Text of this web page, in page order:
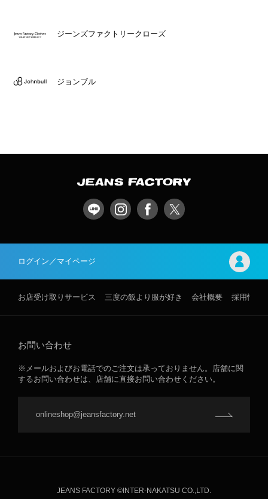
ジーンズファクトリークローズ
ジョンブル
ログイン／マイページ
お店受け取りサービス 三度の飯より服が好き 会社概要 採用情報
お問い合わせ
※メールおよびお電話でのご注文は承っておりません。店舗に関
するお問い合わせは、店舗に直接お問い合わせください。
onlineshop@jeansfactory.net
JEANS FACTORY ©INTER-NAKATSU CO.,LTD.